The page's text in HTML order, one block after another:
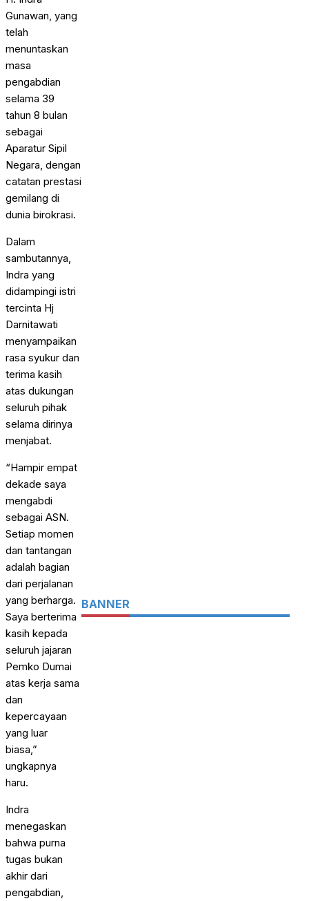
Gunawan, yang
telah
menuntaskan
masa
pengabdian
selama 39
tahun 8 bulan
sebagai
Aparatur Sipil
Negara, dengan
catatan prestasi
gemilang di
dunia birokrasi.
Dalam
sambutannya,
Indra yang
didampingi istri
tercinta Hj
Darnitawati
menyampaikan
rasa syukur dan
terima kasih
atas dukungan
seluruh pihak
selama dirinya
menjabat.
“Hampir empat
dekade saya
mengabdi
sebagai ASN.
Setiap momen
dan tantangan
adalah bagian
dari perjalanan
yang berharga.
Saya berterima
kasih kepada
seluruh jajaran
Pemko Dumai
atas kerja sama
dan
kepercayaan
yang luar
biasa,”
ungkapnya
haru.
Indra
menegaskan
bahwa purna
tugas bukan
akhir dari
pengabdian,
BANNER